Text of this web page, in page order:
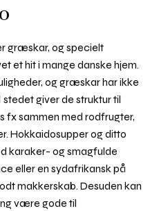
græskar, og specielt
et hit i mange danske hjem.
og græskar har ikke
giver de struktur til
fx sammen med rodfrugter,
Hokkaidosupper og ditto
karaker- og smagfulde
eller en sydafrikansk på
makkerskab. Desuden kan
være gode til